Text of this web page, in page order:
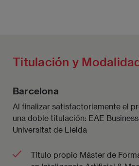
Titulación y
Barcelona
Al finalizar satisfactoriamente el
una doble titulación: EAE
Universitat de Lleida
Título propio Máster de